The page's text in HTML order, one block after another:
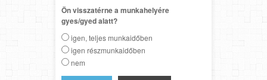
Ön visszatérne a munkahelyére
gyes/gyed alatt?
igen, teljes munkaidőben
igen részmunkaidőben
nem